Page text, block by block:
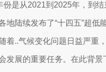
份是从2021到2025年，到
地陆续发布了“十四五”超低
着..气候变化问题日益严重
发展的重要任务。在此背景